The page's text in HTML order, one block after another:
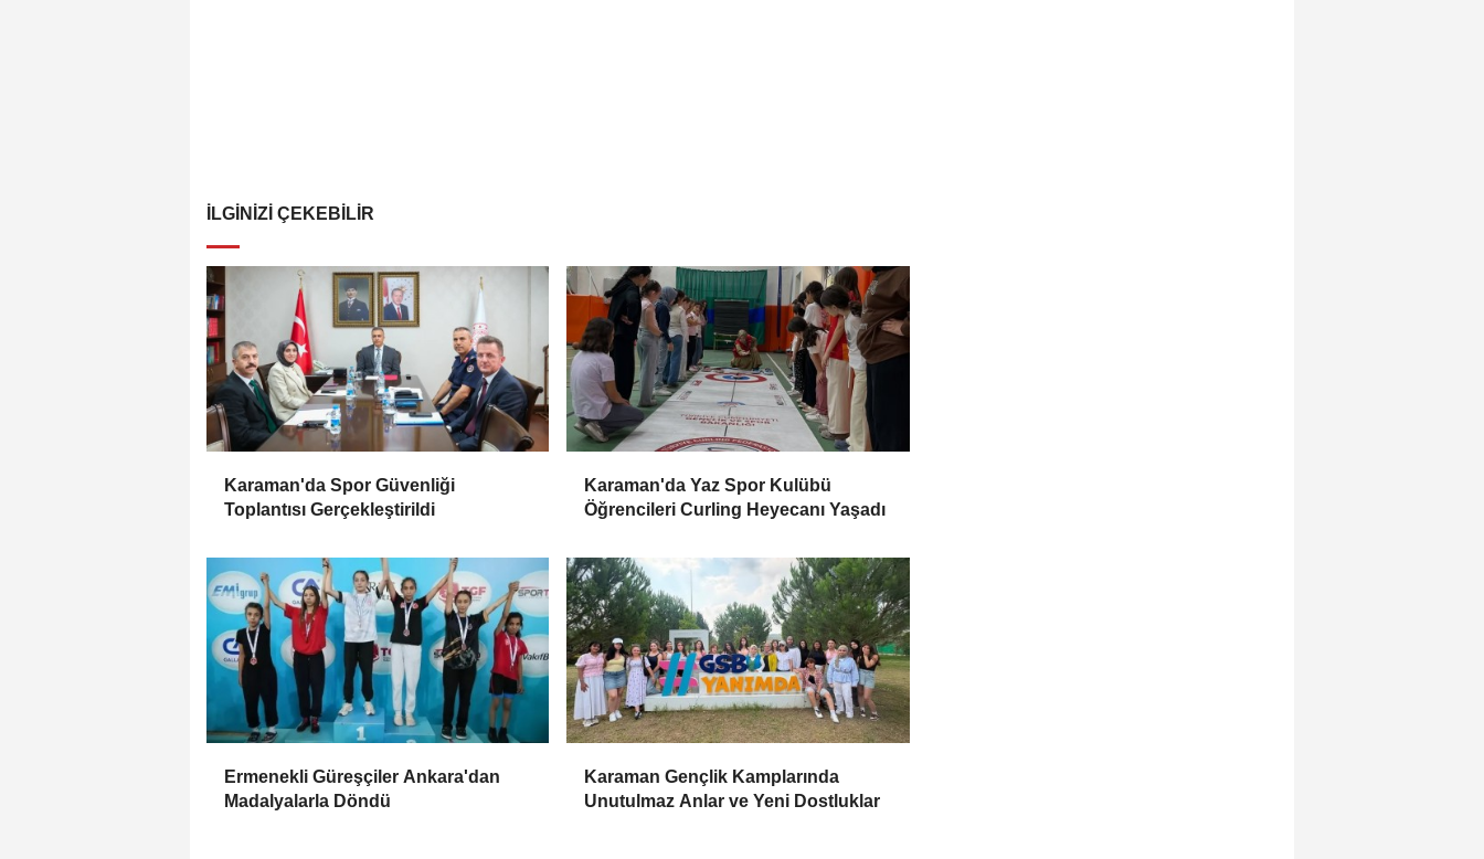
İLGINIZI ÇEKEBILIR
Karaman'da Spor Güvenliği
Toplantısı Gerçekleştirildi
Karaman'da Yaz Spor Kulübü
Öğrencileri Curling Heyecanı Yaşadı
Ermenekli Güreşçiler Ankara'dan
Madalyalarla Döndü
Karaman Gençlik Kamplarında
Unutulmaz Anlar ve Yeni Dostluklar